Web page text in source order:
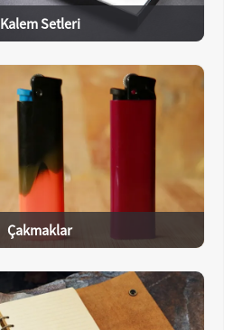
Kalem Setleri
Çakmaklar